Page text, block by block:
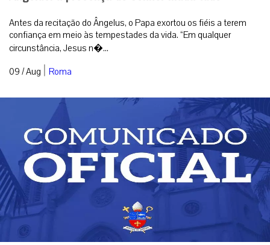
Ângelus: a presença do Senhor muda tudo
Antes da recitação do Ângelus, o Papa exortou os fiéis a terem
confiança em meio às tempestades da vida. “Em qualquer
circunstância, Jesus n�...
09 / Aug|Roma